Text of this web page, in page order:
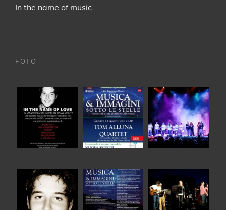
In the name of music
FOTO